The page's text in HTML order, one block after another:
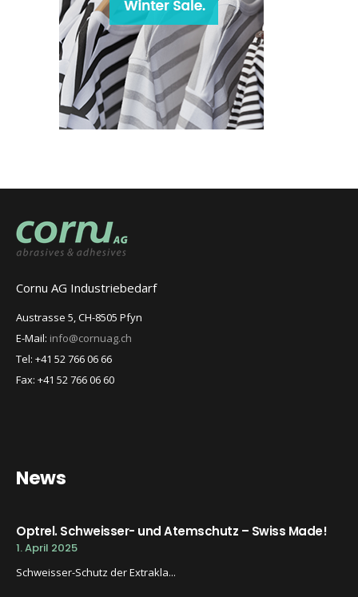
Cornu AG Industriebedarf
Austrasse 5, CH-8505 Pfyn
E-Mail: info@cornuag.ch
Tel: +41 52 766 06 66
Fax: +41 52 766 06 60
News
Optrel. Schweisser- und Atemschutz – Swiss Made!
1. April 2025
Schweisser-Schutz der Extrakla...